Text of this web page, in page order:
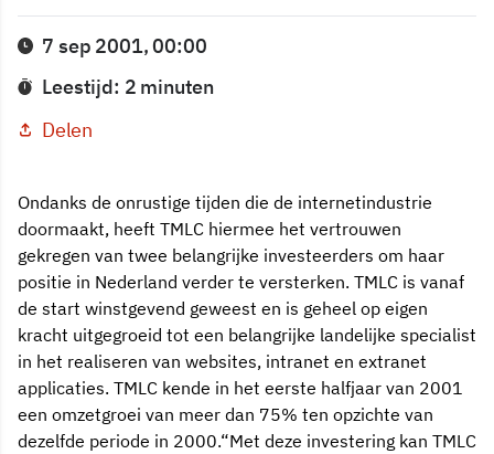
7 sep 2001, 00:00
Leestijd: 2 minuten
Delen
Ondanks de onrustige tijden die de internetindustrie
doormaakt, heeft TMLC hiermee het vertrouwen
gekregen van twee belangrijke investeerders om haar
positie in Nederland verder te versterken. TMLC is vanaf
de start winstgevend geweest en is geheel op eigen
kracht uitgegroeid tot een belangrijke landelijke specialist
in het realiseren van websites, intranet en extranet
applicaties. TMLC kende in het eerste halfjaar van 2001
een omzetgroei van meer dan 75% ten opzichte van
dezelfde periode in 2000.“Met deze investering kan TMLC